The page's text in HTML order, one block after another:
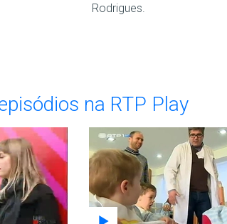
Rodrigues.
na RTP Play